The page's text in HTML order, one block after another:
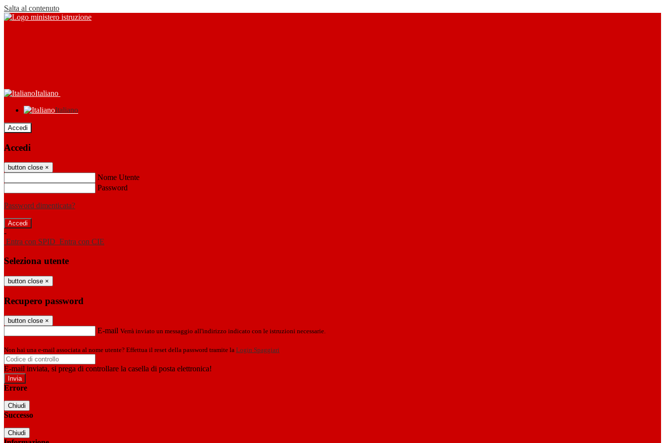
Salta al contenuto
Italiano
Italiano
Accedi
Accedi
button close ×
Nome Utente
Password
Password dimenticata?
-
Entra con SPID Entra con CIE
Seleziona utente
button close ×
Recupero password
button close ×
E-mail Verrà inviato un messaggio all'indirizzo indicato con le istruzioni necessarie.
Non hai una e-mail associata al nome utente? Effettua il reset della password tramite la Login Spaggiari
E-mail inviata, si prega di controllare la casella di posta elettronica!
Errore
Chiudi
Successo
Chiudi